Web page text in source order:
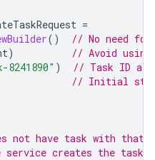
=
()
// No need for
)
// Avoid
8241890" )
// Task ID
// Initial
not have task with that
creates the task